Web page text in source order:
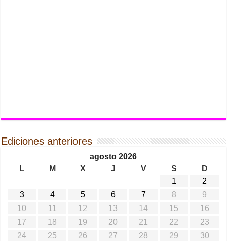
Ediciones anteriores
agosto 2026
L
M X J V S
D
1
2
3
4 5 6 7 8
9
10
11 12 13 14 15
16
17
18 19 20 21 22
23
24
25 26 27 28 29
30